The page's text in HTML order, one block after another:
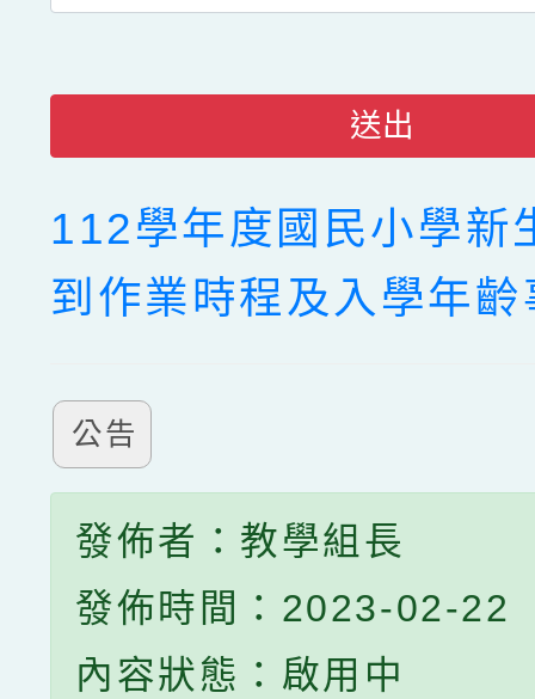
送出
112學年度國民小學新
到作業時程及入學年齡
公告
發佈者：教學組長
發佈時間：2023-02-22
內容狀態：啟用中